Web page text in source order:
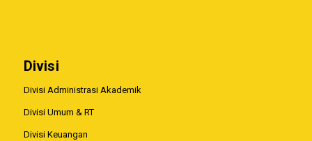
Divisi
Divisi Administrasi Akademik
Divisi Umum & RT
Divisi Keuangan